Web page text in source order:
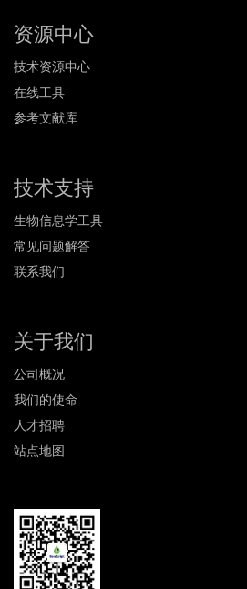
资源中心
技术资源中心
在线工具
参考文献库
技术支持
生物信息学工具
常见问题解答
联系我们
关于我们
公司概况
我们的使命
人才招聘
站点地图